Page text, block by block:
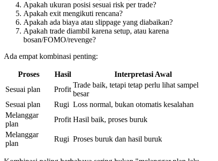
Apakah ukuran posisi sesuai risk per trade?
Apakah exit mengikuti rencana?
Apakah ada biaya atau slippage yang diabaikan?
Apakah trade diambil karena setup, atau karena
bosan/FOMO/revenge?
Ada empat kombinasi penting:
Proses Hasil
Interpretasi Awal
Sesuai plan
Profit
Trade baik, tetapi tetap perlu lihat sampel
besar
Sesuai plan
Rugi Loss normal, bukan otomatis kesalahan
Melanggar
plan
Profit Hasil baik, proses buruk
Melanggar
plan
Rugi Proses buruk dan hasil buruk